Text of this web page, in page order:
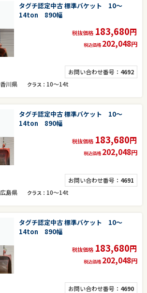
タグチ認定中古 標準バケット 10～
14ton 890幅
税抜価格 183,680円
税込価格 202,048円
お問い合わせ番号： 4692
香川県 クラス 10～14t
タグチ認定中古 標準バケット 10～
14ton 890幅
税抜価格 183,680円
税込価格 202,048円
お問い合わせ番号： 4691
広島県 クラス 10～14t
タグチ認定中古 標準バケット 10～
14ton 890幅
税抜価格 183,680円
税込価格 202,048円
お問い合わせ番号： 4690